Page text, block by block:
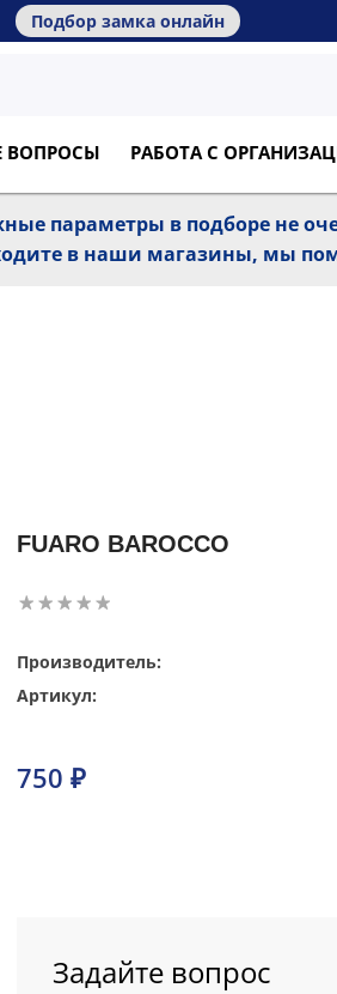
Подбор замка онлайн
ВОПРОСЫ РАБОТА С
параметры в подборе не
в наши магазины, мы
FUARO BAROCCO
Производитель:
Артикул:
750 ₽
Задайте вопрос